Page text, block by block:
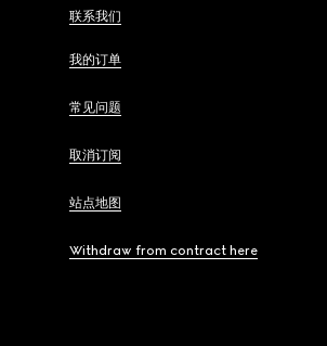
联系我们
我的订单
常见问题
取消订阅
站点地图
Withdraw from contract here